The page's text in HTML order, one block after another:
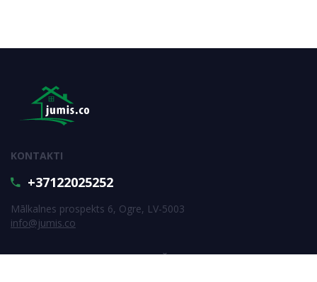
KONTAKTI
+37122025252
Mālkalnes prospekts 6, Ogre, LV-5003
info@jumis.co
PIERAKSTIES JAUNUMU SAŅEMŠANAI